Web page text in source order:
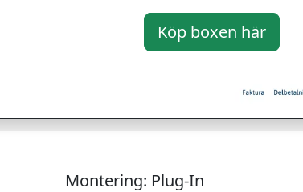
Montering: Plug-In